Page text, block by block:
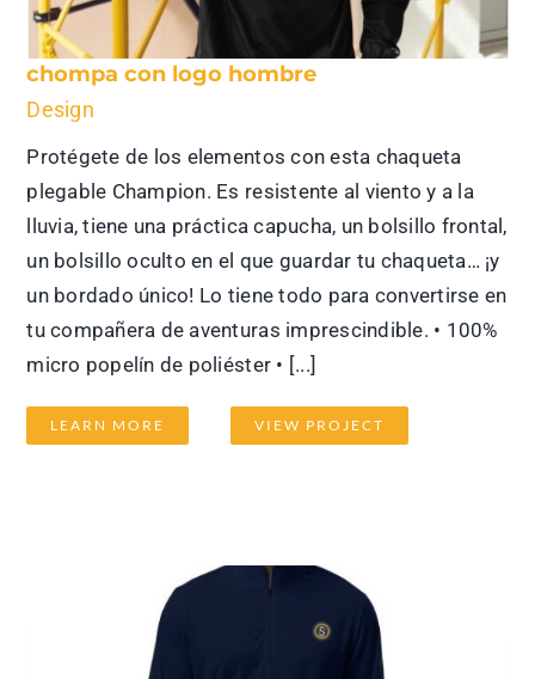
chompa con logo hombre
Design
Protégete de los elementos con esta chaqueta
plegable Champion. Es resistente al viento y a la
lluvia, tiene una práctica capucha, un bolsillo frontal,
un bolsillo oculto en el que guardar tu chaqueta… ¡y
un bordado único! Lo tiene todo para convertirse en
tu compañera de aventuras imprescindible. • 100%
micro popelín de poliéster • [...]
LEARN MORE VIEW PROJECT